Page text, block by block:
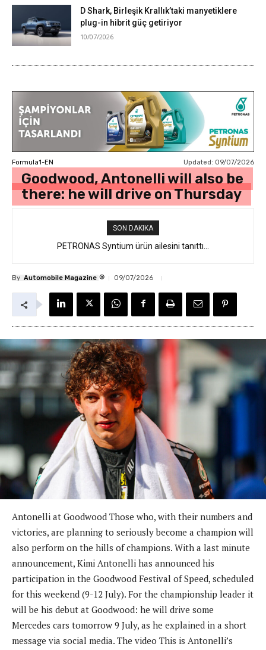
D Shark, Birleşik Krallık’taki manyetiklere
plug-in hibrit güç getiriyor
10/07/2026